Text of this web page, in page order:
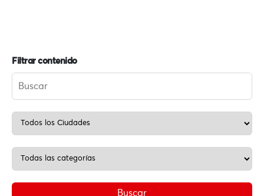
Filtrar contenido